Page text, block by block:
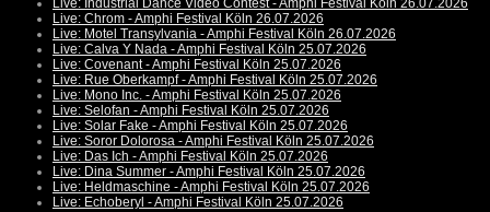
Live: Industrial Dance Video Contest - Amphi Festival Köln 26.07.2026
Live: Chrom - Amphi Festival Köln 26.07.2026
Live: Motel Transylvania - Amphi Festival Köln 26.07.2026
Live: Calva Y Nada - Amphi Festival Köln 25.07.2026
Live: Covenant - Amphi Festival Köln 25.07.2026
Live: Rue Oberkampf - Amphi Festival Köln 25.07.2026
Live: Mono Inc. - Amphi Festival Köln 25.07.2026
Live: Selofan - Amphi Festival Köln 25.07.2026
Live: Solar Fake - Amphi Festival Köln 25.07.2026
Live: Soror Dolorosa - Amphi Festival Köln 25.07.2026
Live: Das Ich - Amphi Festival Köln 25.07.2026
Live: Dina Summer - Amphi Festival Köln 25.07.2026
Live: Heldmaschine - Amphi Festival Köln 25.07.2026
Live: Echoberyl - Amphi Festival Köln 25.07.2026